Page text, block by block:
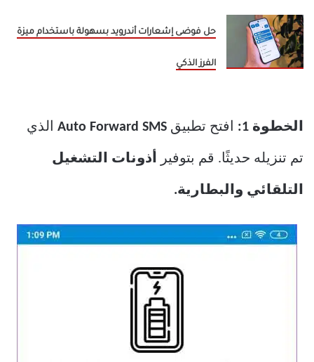
حل فوضى إشعارات أندرويد بسهولة باستخدام ميزة
الفرز الذكي
الخطوة 1: افتح تطبيق الذي
تم تنزيله حديثًا. قم بتوفير أذونات التشغيل
التلقائي والبطارية.